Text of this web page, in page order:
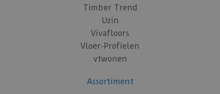
Timber Trend
Uzin
Vivafloors
Vloer-Profielen
vtwonen
Assortiment